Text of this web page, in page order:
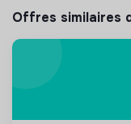
Offres similaires